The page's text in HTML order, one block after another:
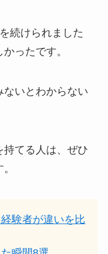
続けられました
ったです。
いとわからない
てる人は、ぜひ
験者が違いを比